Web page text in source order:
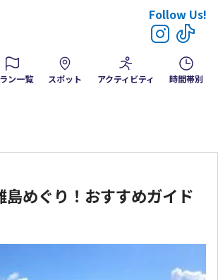
Follow Us!
ン一覧 スポット アクティビティ 時間帯別
島めぐり！おすすめガイド